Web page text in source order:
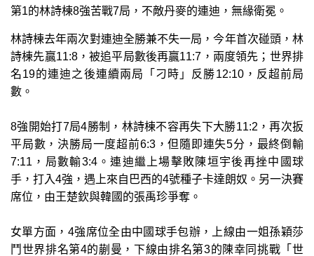
第1的林詩棟8強苦戰7局，不敵丹麥的連迪，無緣衛冕。
林詩棟去年兩次對連迪全勝兼不失一局，今年首次碰頭，林
詩棟先贏11:8，被追平局數後再贏11:7，兩度領先；世界排
名19的連迪之後連續兩局「刁時」反勝12:10，反超前局
數。
8強開始打7局4勝制，林詩棟不容再失下大勝11:2，再次扳
平局數，決勝局一度超前6:3，但隨即連失5分，最終倒輸
7:11，局數輸3:4。連迪繼上場擊敗陳垣宇後再挫中國球
手，打入4強，遇上來自巴西的4號種子卡達朗奴。另一決賽
席位，由王楚欽與韓國的張禹珍爭奪。
女單方面，4強席位全由中國球手包辦，上線由一姐孫穎莎
鬥世界排名第4的蒯曼，下線由排名第3的陳幸同挑戰「世